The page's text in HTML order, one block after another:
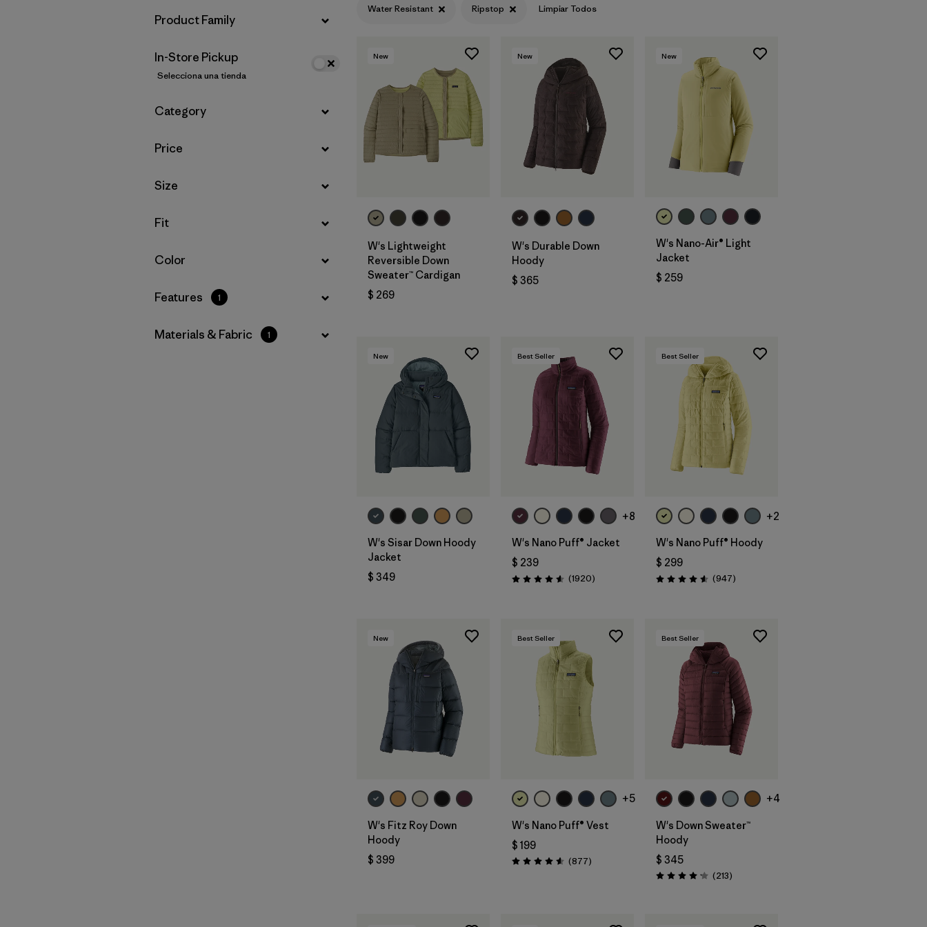
Filtrar por
Features
Filtrar por
Materials & Fabric 1
Filtrar por
Product Family
In-Store Pickup
Selecciona una tienda
Filtrar por
Category
Filtrar por
Price
Filtrar por
Size
Filtrar por
Fit
Filtrar por
Color
Filtrar por
Features 1
Filtrar por
Materials & Fabric 1
Water Resistant Ripstop Limpiar Todos
New
W's Lightweight
Reversible Down
Sweater™ Cardigan
$ 269
New
W's Durable Down
Hoody
$ 365
New
W's Nano-Air® Light
Jacket
$ 259
New
W's Sisar Down Hoody
Jacket
$ 349
Best Seller
+8
W's Nano Puff® Jacket
$ 239
Valoración: 4.6 / 5
(1920Comentarios
)
Best Seller
+2
W's Nano Puff® Hoody
$ 299
Valoración: 4.6 / 5
(947Comentarios
)
New
W's Fitz Roy Down
Hoody
$ 399
Best Seller
+5
W's Nano Puff® Vest
$ 199
Valoración: 4.6 / 5
(877Comentarios
)
Best Seller
+4
W's Down Sweater™
Hoody
$ 345
Valoración: 4.2 / 5
(213Comentarios
)